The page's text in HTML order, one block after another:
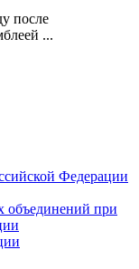
после
...
Федерации
объединений при